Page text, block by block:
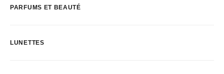
PARFUMS ET BEAUTÉ
LUNETTES